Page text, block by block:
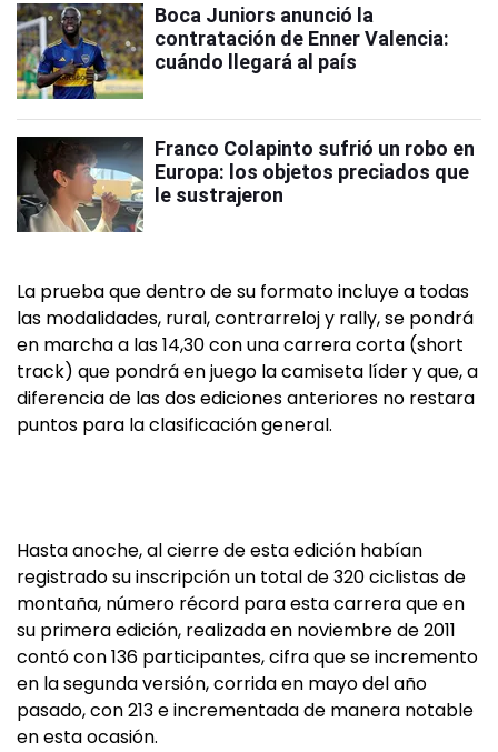
Boca Juniors anunció la
contratación de Enner Valencia:
cuándo llegará al país
Franco Colapinto sufrió un robo en
Europa: los objetos preciados que
le sustrajeron
La prueba que dentro de su formato incluye a todas
las modalidades, rural, contrarreloj y rally, se pondrá
en marcha a las 14,30 con una carrera corta (short
track) que pondrá en juego la camiseta líder y que, a
diferencia de las dos ediciones anteriores no restara
puntos para la clasificación general.
Hasta anoche, al cierre de esta edición habían
registrado su inscripción un total de 320 ciclistas de
montaña, número récord para esta carrera que en
su primera edición, realizada en noviembre de 2011
contó con 136 participantes, cifra que se incremento
en la segunda versión, corrida en mayo del año
pasado, con 213 e incrementada de manera notable
en esta ocasión.